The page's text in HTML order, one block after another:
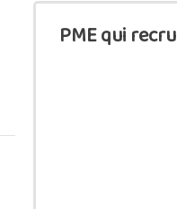
PME qui